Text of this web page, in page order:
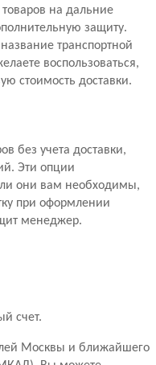
на дальние
защиту.
транспортной
воспользоваться,
стоимость доставки.
без учета доставки,
Эти опции
они вам необходимы,
при оформлении
менеджер.
счет.
Москвы и ближайшего